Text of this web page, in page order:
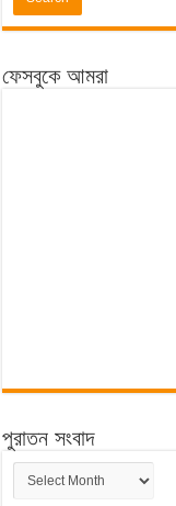
ফেসবুকে আমরা
পুরাতন সংবাদ
পুরাতন
সংবাদ